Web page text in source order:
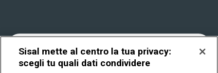
Play Your Date
News
Cookies
Sisal mette al centro la tua privacy:
scegli tu quali dati condividere